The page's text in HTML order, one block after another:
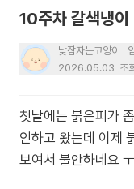
10주차 갈색냉이
낮잠자는고양이
2026.05.03 조회
첫날에는 붉은피가
인하고 왔는데 이제
보여서 불안하네요 ㅜ